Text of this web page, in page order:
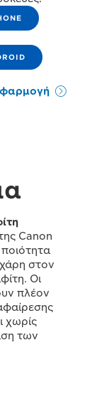
Canon
στον
Οι
πλέον
χωρίς
των